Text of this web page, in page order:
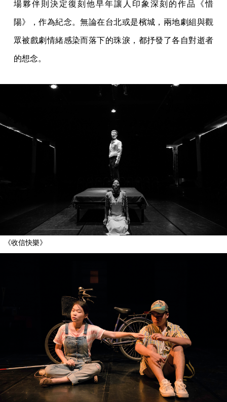
場夥伴則決定復刻他早年讓人印象深刻的作品《惜
陽》，作為紀念。無論在台北或是檳城，兩地劇組與觀
眾被戲劇情緒感染而落下的珠淚，都抒發了各自對逝者
的想念。
《收信快樂》